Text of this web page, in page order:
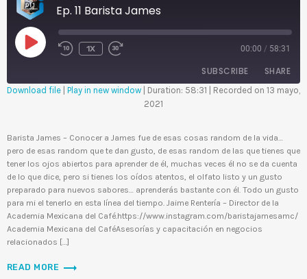
Ep. 11 Barista James
P
P
I
1X 00:00 / 58:31
SUBSCRIBE SHARE
LINK
EMBED
Download file Play in new window Duration: 58:31
Recorded on 13 mayo,
2021
Barista James – Conocer a James fue de esas cosas random de la vida…
pero de esas random que te dan gusto, de esas random de las que tienes que
tener los ojos abiertos para aprender de él, muchas veces él no se da cuenta
de lo que dice, pero si tienes los oídos atentos, el olfato listo y un gusto
preparado para nuevos sabores… aprenderás bastante con él. Todo un gusto
para mi el tenerlo en esta línea del tiempo. Jaime Rentería – Director de la
Academia Mexicana del Café.https://www.instagram.com/baristajamesamc/
Academia Mexicana del CaféAsesorías y capacitación en negocios
relacionados […]
READ MORE trending_flat